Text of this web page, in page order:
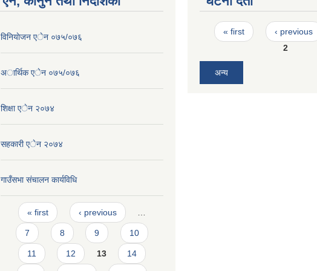
विनियाेजन एेन ०७५/०७६
अार्थिक एेन ०७५/०७६
शिक्षा एेन २०७४
सहकारी एेन २०७४
गाउँसभा संचालन कार्यविधि
Pages
« first ‹ previous
7 8 9 10
11 12 13 14
Pages
« first
‹ previous
2
अन्य